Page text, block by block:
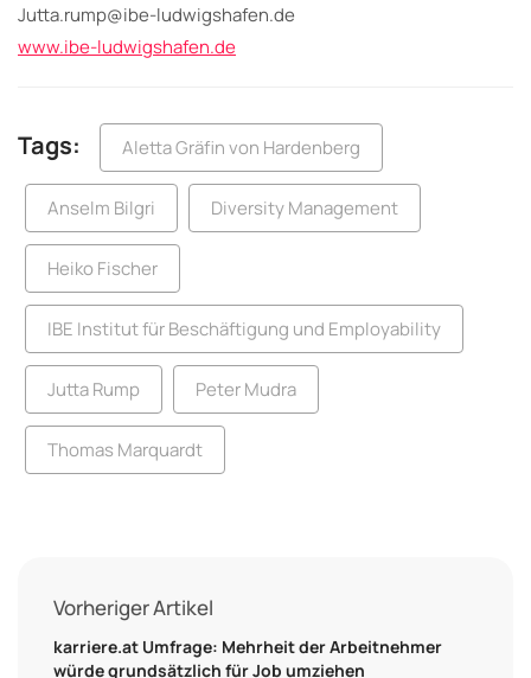
Jutta.rump@ibe-ludwigshafen.de
www.ibe-ludwigshafen.de
Tags: Aletta Gräfin von Hardenberg
Anselm Bilgri Diversity Management
Heiko Fischer
IBE Institut für Beschäftigung und Employability
Jutta Rump Peter Mudra
Thomas Marquardt
Vorheriger Artikel
karriere.at Umfrage: Mehrheit der Arbeitnehmer
würde grundsätzlich für Job umziehen